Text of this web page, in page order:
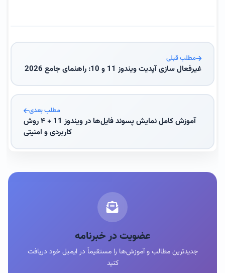
مطلب قبلی
غیرفعال سازی آپدیت ویندوز 11 و 10: راهنمای جامع 2026
مطلب بعدی
آموزش کامل نمایش پسوند فایل‌ها در ویندوز 11 + ۴ روش
کاربردی و امنیتی
عضویت در خبرنامه
جدیدترین مطالب و آموزش‌ها را مستقیماً در ایمیل خود دریافت
کنید